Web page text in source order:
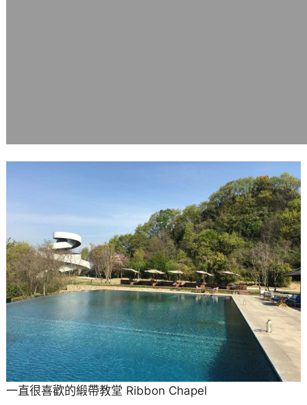
一直很喜歡的緞帶教堂 Ribbon Chapel